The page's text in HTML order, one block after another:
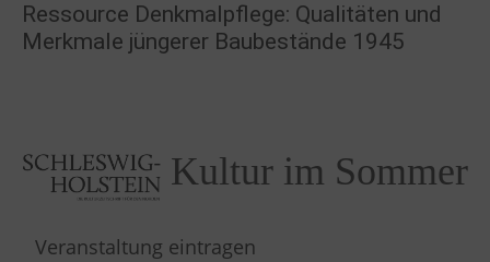
Ressource Denkmalpflege: Qualitäten und
Merkmale jüngerer Baubestände 1945
Kultur im Sommer
Veranstaltung eintragen